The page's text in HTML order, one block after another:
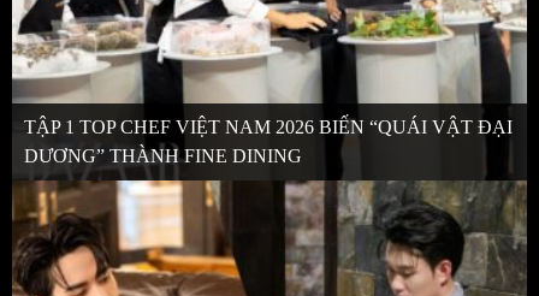
TẬP 1 TOP CHEF VIỆT NAM 2026 BIẾN “QUÁI VẬT ĐẠI
DƯƠNG” THÀNH FINE DINING